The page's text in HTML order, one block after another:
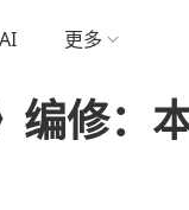
AI 更多
编修：